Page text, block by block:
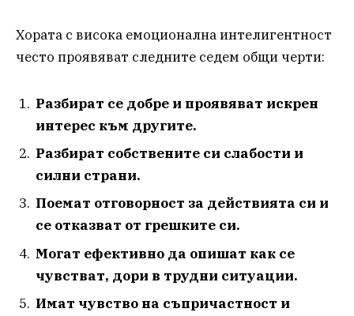
Хората с висока емоционална интелигентност
често проявяват следните седем общи черти:
Разбират се добре и проявяват искрен
интерес към другите.
Разбират собствените си слабости и
силни страни.
Поемат отговорност за действията си и
се отказват от грешките си.
Могат ефективно да опишат как се
чувстват, дори в трудни ситуации.
Имат чувство на съпричастност и